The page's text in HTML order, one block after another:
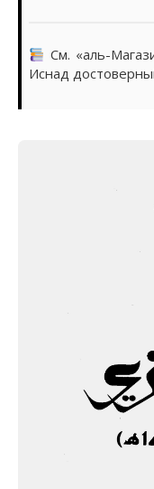
См. «аль-
Иснад